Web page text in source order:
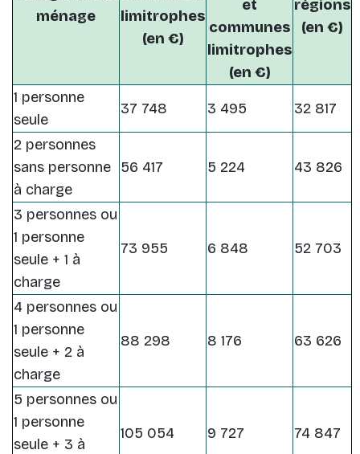
ménage
limitrophes
(en €)
et
communes
limitrophes
(en €)
régions
(en €)
1 personne
seule
37 748 3 495 32 817
2 personnes
sans personne
à charge
56 417 5 224 43 826
3 personnes ou
1 personne
seule + 1 à
charge
73 955 6 848 52 703
4 personnes ou
1 personne
seule + 2 à
charge
88 298 8 176 63 626
5 personnes ou
1 personne
seule + 3 à
105 054 9 727 74 847